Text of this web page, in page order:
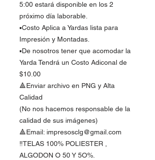
5:00 estará disponible en los 2
próximo día laborable.
▪️Costo Aplica a Yardas lista para
Impresión y Montadas.
▪️De nosotros tener que acomodar la
Yarda Tendrá un Costo Adiconal de
$10.00
🔺Enviar archivo en PNG y Alta
Calidad
(No nos hacemos responsable de la
calidad de sus imágenes)
🔺Email: impresosclg@gmail.com
‼️TELAS 100% POLIESTER ,
ALGODON O 50 Y 5O%.